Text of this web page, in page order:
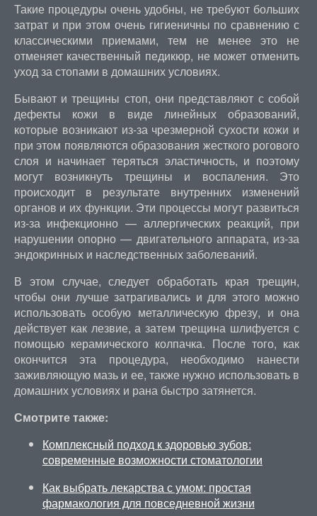
Такие процедуры очень удобны, не требуют больших
затрат и при этом очень гигиеничны по сравнению с
классическими приемами, тем не менее это не
отменяет качественный педикюр, не может отменить
уход за стопами в домашних условиях.
Бывают и трещины стоп, они представляют с собой
дефекты кожи в виде линейных образований,
которые возникают из-за чрезмерной сухости кожи и
при этом появляются образования жесткого рогового
слоя и начинает теряться эластичность, и поэтому
могут возникнуть трещины и воспаления. Это
происходит в результате внутренних изменений
органов и их функции. Эти процессы могут развиться
из-за инфекционно — аллергических реакций, при
нарушении опорно — двигательного аппарата, из-за
эндокринных и наследственных заболеваний.
В этом случае, следует обработать края трещин,
чтобы они лучше затрагивались и для этого можно
использовать особую металлическую фрезу, и она
действует как лезвие, а затем трещина шлифуется с
помощью керамического колпачка. После того, как
окончится эта процедура, необходимо нанести
заживляющую мазь и ее, также нужно использовать в
домашних условиях и рана быстро затянется.
Смотрите также:
Комплексный подход к здоровью зубов:
современные возможности стоматологии
Как выбрать лекарства с умом: простая
фармакология для повседневной жизни